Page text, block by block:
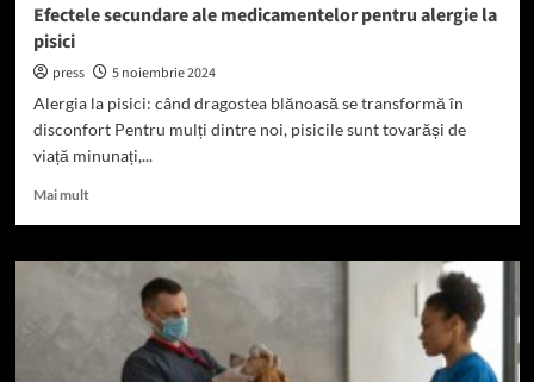
Efectele secundare ale medicamentelor pentru alergie la
pisici
press
5 noiembrie 2024
Alergia la pisici: când dragostea blănoasă se transformă în
disconfort Pentru mulți dintre noi, pisicile sunt tovarăși de
viață minunați,...
Mai multRead
Efectele
secundare
medicamentelor
pentru
alergie